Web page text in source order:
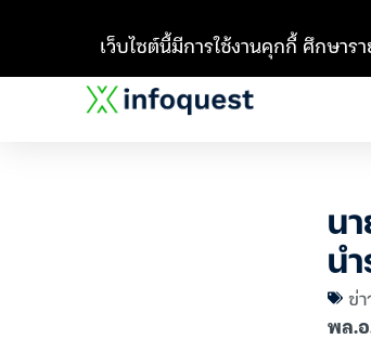
นา
นำ
ข่
พล.
เว็บไซต์นี้มีการใช้งานคุกกี้ ศึกษาร